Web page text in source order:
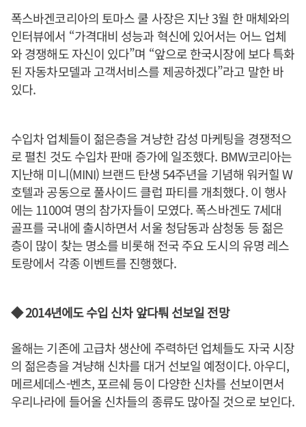
폭스바겐코리아의 토마스 쿨 사장은 지난 3월 한 매체와의
인터뷰에서 “가격대비 성능과 혁신에 있어서는 어느 업체
와 경쟁해도 자신이 있다”며 “앞으로 한국시장에 보다 특화
된 자동차모델과 고객서비스를 제공하겠다”라고 말한 바
있다.
수입차 업체들이 젊은층을 겨냥한 감성 마케팅을 경쟁적으
로 펼친 것도 수입차 판매 증가에 일조했다. BMW코리아는
지난해 미니(MINI) 브랜드 탄생 54주년을 기념해 워커힐 W
호텔과 공동으로 풀사이드 클럽 파티를 개최했다. 이 행사
에는 1100여 명의 참가자들이 모였다. 폭스바겐도 7세대
골프를 국내에 출시하면서 서울 청담동과 삼청동 등 젊은
층이 많이 찾는 명소를 비롯해 전국 주요 도시의 유명 레스
토랑에서 각종 이벤트를 진행했다.
◆ 2014년에도 수입 신차 앞다퉈 선보일 전망
올해는 기존에 고급차 생산에 주력하던 업체들도 자국 시장
의 젊은층을 겨냥해 신차를 대거 선보일 예정이다. 아우디,
메르세데스-벤츠, 포르쉐 등이 다양한 신차를 선보이면서
우리나라에 들어올 신차들의 종류도 많아질 것으로 보인다.